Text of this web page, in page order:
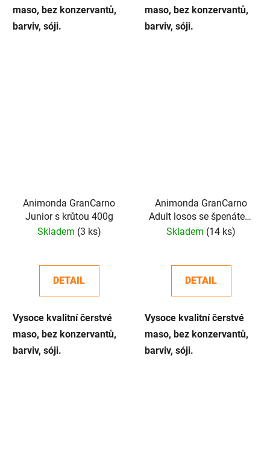
maso, bez konzervantů,
barviv, sóji.
maso, bez konzervantů,
barviv, sóji.
Animonda GranCarno
Junior s krůtou 400g
Skladem (3 ks)
DETAIL
Vysoce kvalitní čerstvé
maso, bez konzervantů,
barviv, sóji.
Animonda GranCarno
Adult losos se špenátem
400g
Skladem (14 ks)
DETAIL
Vysoce kvalitní čerstvé
maso, bez konzervantů,
barviv, sóji.